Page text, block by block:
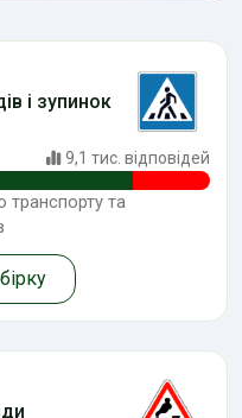
і зупинок
9,1 тис. відповідей
транспорту та